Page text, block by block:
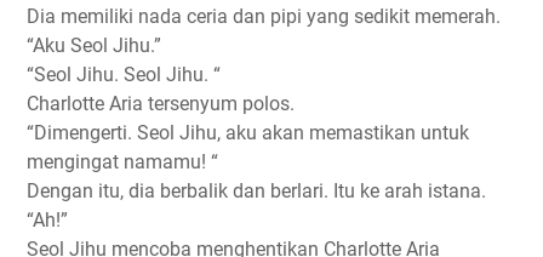
Dia memiliki nada ceria dan pipi yang sedikit memerah.
“Aku Seol Jihu.”
“Seol Jihu. Seol Jihu. “
Charlotte Aria tersenyum polos.
“Dimengerti. Seol Jihu, aku akan memastikan untuk
mengingat namamu! “
Dengan itu, dia berbalik dan berlari. Itu ke arah istana.
“Ah!”
Seol Jihu mencoba menghentikan Charlotte Aria